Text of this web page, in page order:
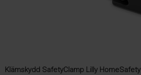
Klämskydd SafetyClamp Lilly HomeSafety